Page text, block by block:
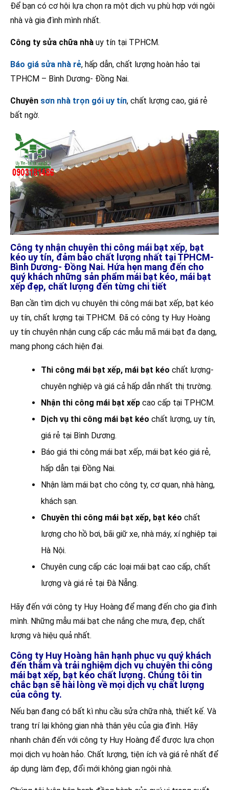
Để bạn có cơ hội lựa chọn ra một dịch vụ phù hợp với ngôi
nhà và gia đình mình nhất.
Công ty sửa chữa nhà uy tín tại TPHCM.
Báo giá sửa nhà rẻ, hấp dẫn, chất lượng hoàn hảo tại
TPHCM – Bình Dương- Đồng Nai.
Chuyên sơn nhà trọn gói uy tín, chất lượng cao, giá rẻ
bất ngờ.
Công ty nhận chuyên thi công mái bạt xếp, bạt
kéo uy tín, đảm bảo chất lượng nhất tại TPHCM-
Bình Dương- Đồng Nai. Hứa hẹn mang đến cho
quý khách những sản phẩm mái bạt kéo, mái bạt
xếp đẹp, chất lượng đến từng chi tiết
Bạn cần tìm dịch vụ chuyên thi công mái bạt xếp, bạt kéo
uy tín, chất lượng tại TPHCM. Đã có công ty Huy Hoàng
uy tín chuyên nhận cung cấp các mẫu mã mái bạt đa dạng,
mang phong cách hiện đại.
Thi công mái bạt xếp, mái bạt kéo chất lượng-
chuyên nghiệp và giá cả hấp dẫn nhất thị trường.
Nhận thi công mái bạt xếp cao cấp tại TPHCM.
Dịch vụ thi công mái bạt kéo chất lượng, uy tín,
giá rẻ tại Bình Dương.
Báo giá thi công mái bạt xếp, mái bạt kéo giá rẻ,
hấp dẫn tại Đồng Nai.
Nhận làm mái bạt cho công ty, cơ quan, nhà hàng,
khách sạn.
Chuyên thi công mái bạt xếp, bạt kéo chất
lượng cho hồ bơi, bãi giữ xe, nhà máy, xí nghiệp tại
Hà Nội.
Chuyên cung cấp các loại mái bạt cao cấp, chất
lượng và giá rẻ tại Đà Nẵng.
Hãy đến với công ty Huy Hoàng để mang đến cho gia đình
mình. Những mẫu mái bạt che nắng che mưa, đẹp, chất
lượng và hiệu quả nhất.
Công ty Huy Hoàng hân hạnh phục vụ quý khách
đến thăm và trải nghiệm dịch vụ chuyên thi công
mái bạt xếp, bạt kéo chất lượng. Chúng tôi tin
chắc bạn sẽ hài lòng về mọi dịch vụ chất lượng
của công ty.
Nếu bạn đang có bất kì nhu cầu sửa chữa nhà, thiết kế. Và
trang trí lại không gian nhà thân yêu của gia đình. Hãy
nhanh chân đến với công ty Huy Hoàng để được lựa chọn
mọi dịch vụ hoàn hảo. Chất lượng, tiện ích và giá rẻ nhất để
áp dụng làm đẹp, đổi mới không gian ngôi nhà.